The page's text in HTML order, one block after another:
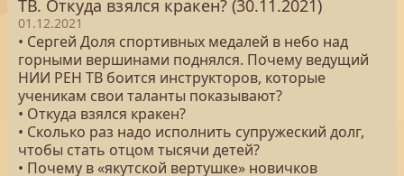
ТВ. Откуда взялся кракен? (30.11.2021)
01.12.2021
• Сергей Доля спортивных медалей в небо над
горными вершинами поднялся. Почему ведущий
НИИ РЕН ТВ боится инструкторов, которые
ученикам свои таланты показывают?
• Откуда взялся кракен?
• Сколько раз надо исполнить супружеский долг,
чтобы стать отцом тысячи детей?
• Почему в «якутской вертушке» новичков